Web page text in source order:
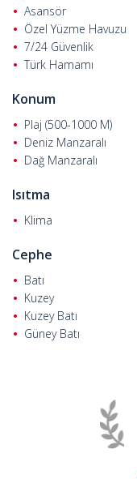
Asansör
Özel Yüzme Havuzu
7/24 Güvenlik
Türk Hamamı
Konum
Plaj (500-1000 M)
Deniz Manzaralı
Dağ Manzaralı
Isıtma
Klima
Cephe
Batı
Kuzey
Kuzey Batı
Güney Batı